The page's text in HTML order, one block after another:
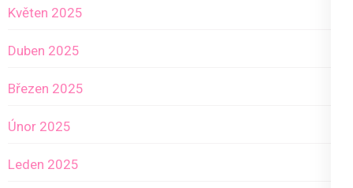
Květen 2025
Duben 2025
Březen 2025
Únor 2025
Leden 2025